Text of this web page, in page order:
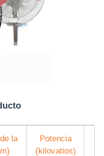
la
Potencia
(kilovatios)